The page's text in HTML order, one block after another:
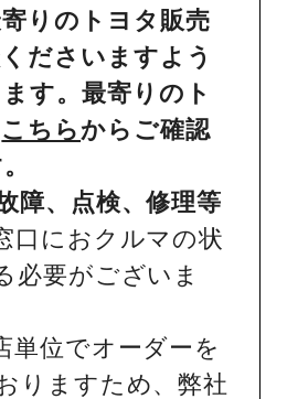
りのトヨタ販売
ださいますよう
す。最寄りのト
こちら からご確認
障、点検、修理等
口におクルマの状
必要がございま
単位でオーダーを
りますため、弊社